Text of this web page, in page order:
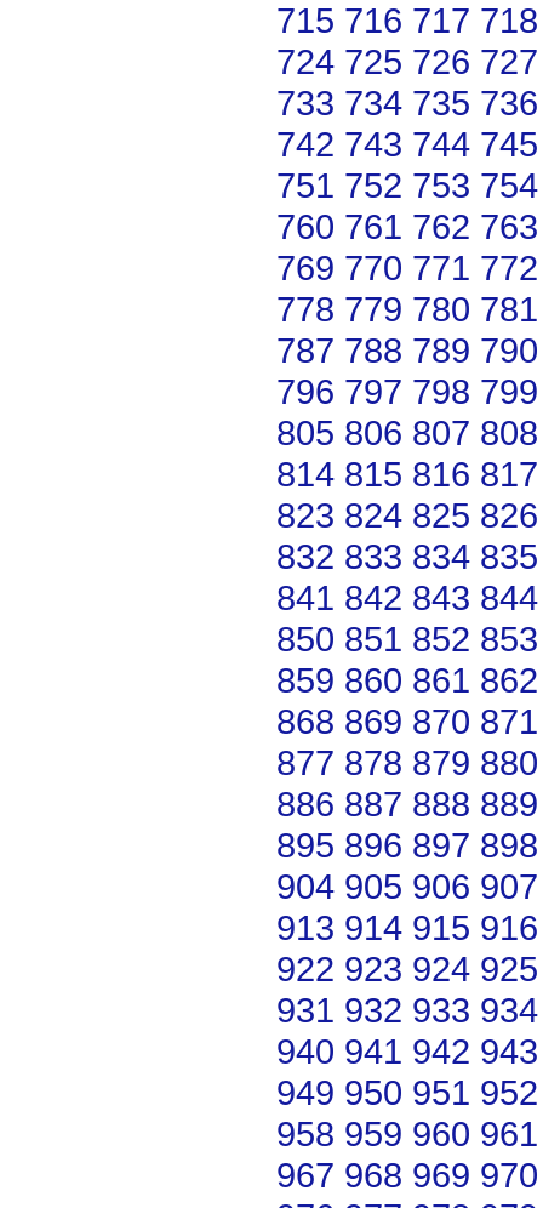
715 716 717 718
724 725 726 727
733 734 735 736
742 743 744 745
751 752 753 754
760 761 762 763
769 770 771 772
778 779 780 781
787 788 789 790
796 797 798 799
805 806 807 808
814 815 816 817
823 824 825 826
832 833 834 835
841 842 843 844
850 851 852 853
859 860 861 862
868 869 870 871
877 878 879 880
886 887 888 889
895 896 897 898
904 905 906 907
913 914 915 916
922 923 924 925
931 932 933 934
940 941 942 943
949 950 951 952
958 959 960 961
967 968 969 970